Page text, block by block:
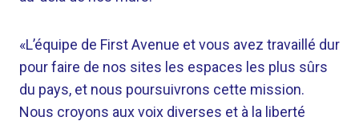
«L’équipe de First Avenue et vous avez travaillé dur
pour faire de nos sites les espaces les plus sûrs
du pays, et nous poursuivrons cette mission.
Nous croyons aux voix diverses et à la liberté